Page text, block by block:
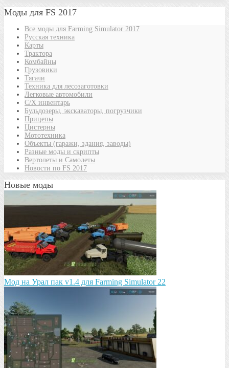
Моды для FS 2017
Все моды для Farming Simulator 2017
Русская техника
Карты
Трактора
Комбайны
Грузовики
Тягачи
Техника для лесозаготовки
Легковые автомобили
С/Х инвентарь
Бульдозеры, экскаваторы, погрузчики
Прицепы
Цистерны
Мототехника
Объекты (гаражи, здания, заводы)
Разные моды и скрипты
Вертолеты и Самолеты
Новости по FS 2017
Новые моды
Мод на Урал пак v1.4 для Farming Simulator 22